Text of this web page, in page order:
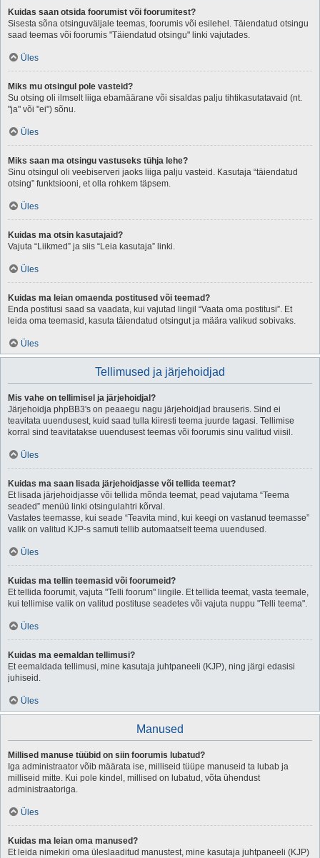
Kuidas saan otsida foorumist või foorumitest?
Sisesta sõna otsinguväljale teemas, foorumis või esilehel. Täiendatud otsingu
saad teemas või foorumis "Täiendatud otsingu" linki vajutades.
Üles
Miks mu otsingul pole vasteid?
Su otsing oli ilmselt liiga ebamäärane või sisaldas palju tihtikasutatavaid (nt.
"ja" või "ei") sõnu.
Üles
Miks saan ma otsingu vastuseks tühja lehe?
Sinu otsingul oli veebiserveri jaoks liiga palju vasteid. Kasutaja “täiendatud
otsing” funktsiooni, et olla rohkem täpsem.
Üles
Kuidas ma otsin kasutajaid?
Vajuta “Liikmed” ja siis “Leia kasutaja” linki.
Üles
Kuidas ma leian omaenda postitused või teemad?
Enda postitusi saad sa vaadata, kui vajutad lingil “Vaata oma postitusi”. Et
leida oma teemasid, kasuta täiendatud otsingut ja määra valikud sobivaks.
Üles
Tellimused ja järjehoidjad
Mis vahe on tellimisel ja järjehoidjal?
Järjehoidja phpBB3's on peaaegu nagu järjehoidjad brauseris. Sind ei
teavitata uuendusest, kuid saad tulla kiiresti teema juurde tagasi. Tellimise
korral sind teavitatakse uuendusest teemas või foorumis sinu valitud viisil.
Üles
Kuidas ma saan lisada järjehoidjasse või tellida teemat?
Et lisada järjehoidjasse või tellida mõnda teemat, pead vajutama “Teema
seaded” menüü linki otsingulahtri kõrval.
Vastates teemasse, kui seade “Teavita mind, kui keegi on vastanud teemasse”
valik on valitud KJP-s samuti tellib automaatselt teema uuendused.
Üles
Kuidas ma tellin teemasid või foorumeid?
Et tellida foorumit, vajuta "Telli foorum" lingile. Et tellida teemat, vasta teemale,
kui tellimise valik on valitud postituse seadetes või vajuta nuppu "Telli teema".
Üles
Kuidas ma eemaldan tellimusi?
Et eemaldada tellimusi, mine kasutaja juhtpaneeli (KJP), ning järgi edasisi
juhiseid.
Üles
Manused
Millised manuse tüübid on siin foorumis lubatud?
Iga administraator võib määrata ise, milliseid tüüpe manuseid ta lubab ja
milliseid mitte. Kui pole kindel, millised on lubatud, võta ühendust
administraatoriga.
Üles
Kuidas ma leian oma manused?
Et leida nimekiri oma üleslaaditud manustest, mine kasutaja juhtpaneeli (KJP)